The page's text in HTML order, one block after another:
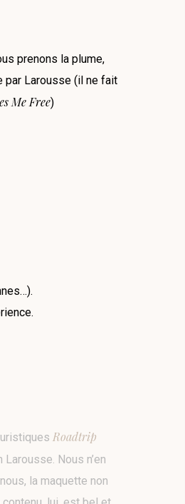
prenons la plume,
par Larousse (il ne fait
Me Free)
Roadtrip
Nous n’en
la maquette non